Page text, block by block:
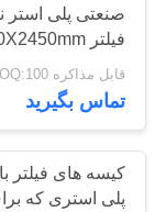
سیاست
حفظ
حریم
خصوصی
کیسه
67
صنعتی پلی استر
فیلتر 130X2450mm
قابل مذاکره MOQ:100 عدد
تماس بگیرید
کیسه های فیلتر
پلی استری که